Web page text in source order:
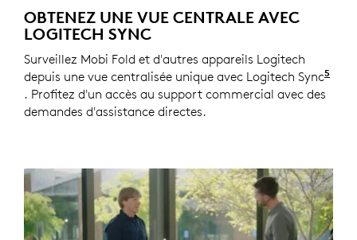
OBTENEZ UNE VUE CENTRALE AVEC
LOGITECH SYNC
Surveillez Mobi Fold et d'autres appareils Logitech
depuis une vue centralisée unique avec Logitech Sync5
. Profitez d'un accès au support commercial avec des
demandes d'assistance directes.